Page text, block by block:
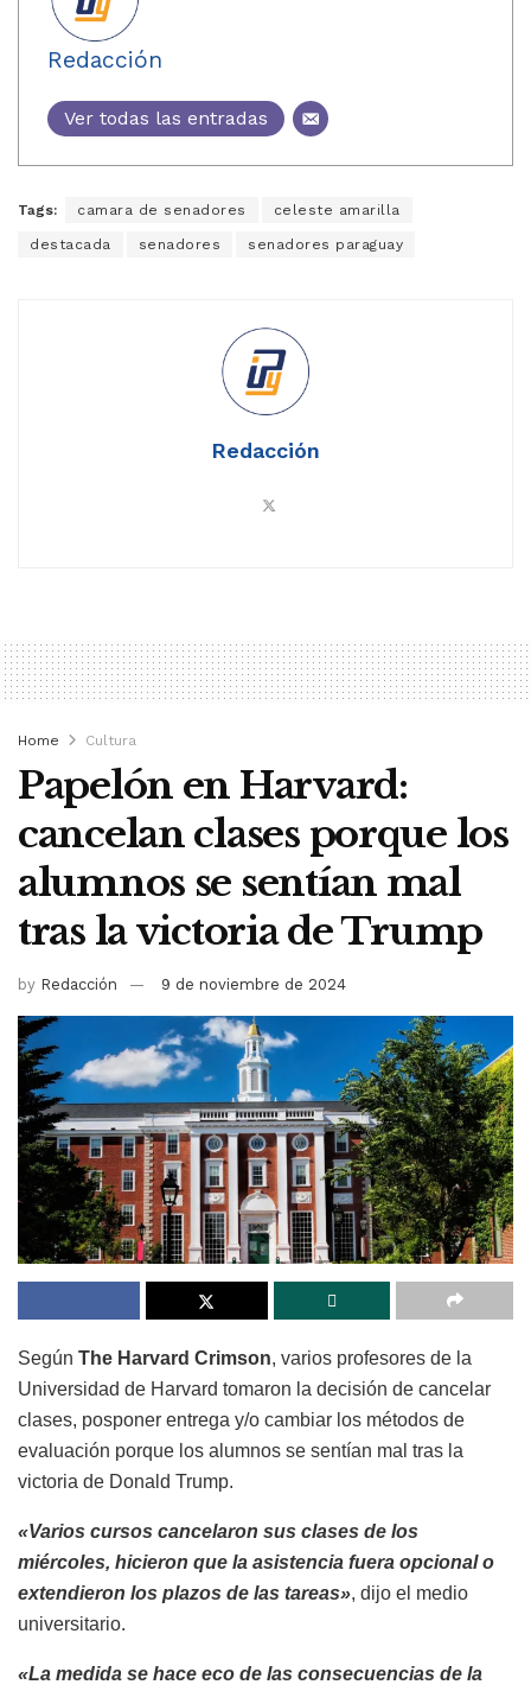
Redacción
Ver todas las entradas
Tags: camara de senadores celeste amarilla
destacada senadores senadores paraguay
Redacción
Home Cultura
Papelón en Harvard:
cancelan clases porque los
alumnos se sentían mal
tras la victoria de Trump
by Redacción 9 de noviembre de 2024
Según The Harvard Crimson, varios profesores de la
Universidad de Harvard tomaron la decisión de cancelar
clases, posponer entrega y/o cambiar los métodos de
evaluación porque los alumnos se sentían mal tras la
victoria de Donald Trump.
«Varios cursos cancelaron sus clases de los
miércoles, hicieron que la asistencia fuera opcional o
extendieron los plazos de las tareas», dijo el medio
universitario.
«La medida se hace eco de las consecuencias de la